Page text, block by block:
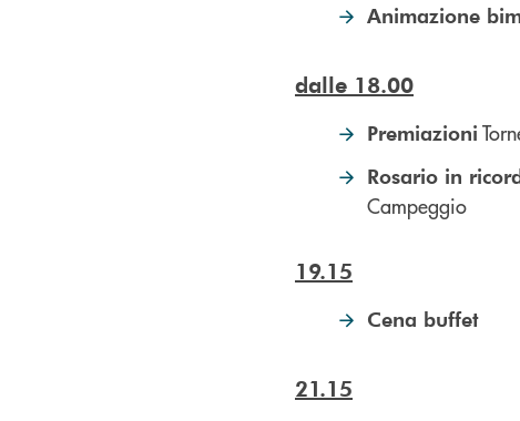
Animazione
dalle 18.00
Premiazioni
Rosario in
Campeggio
19.15
Cena buffet
21.15